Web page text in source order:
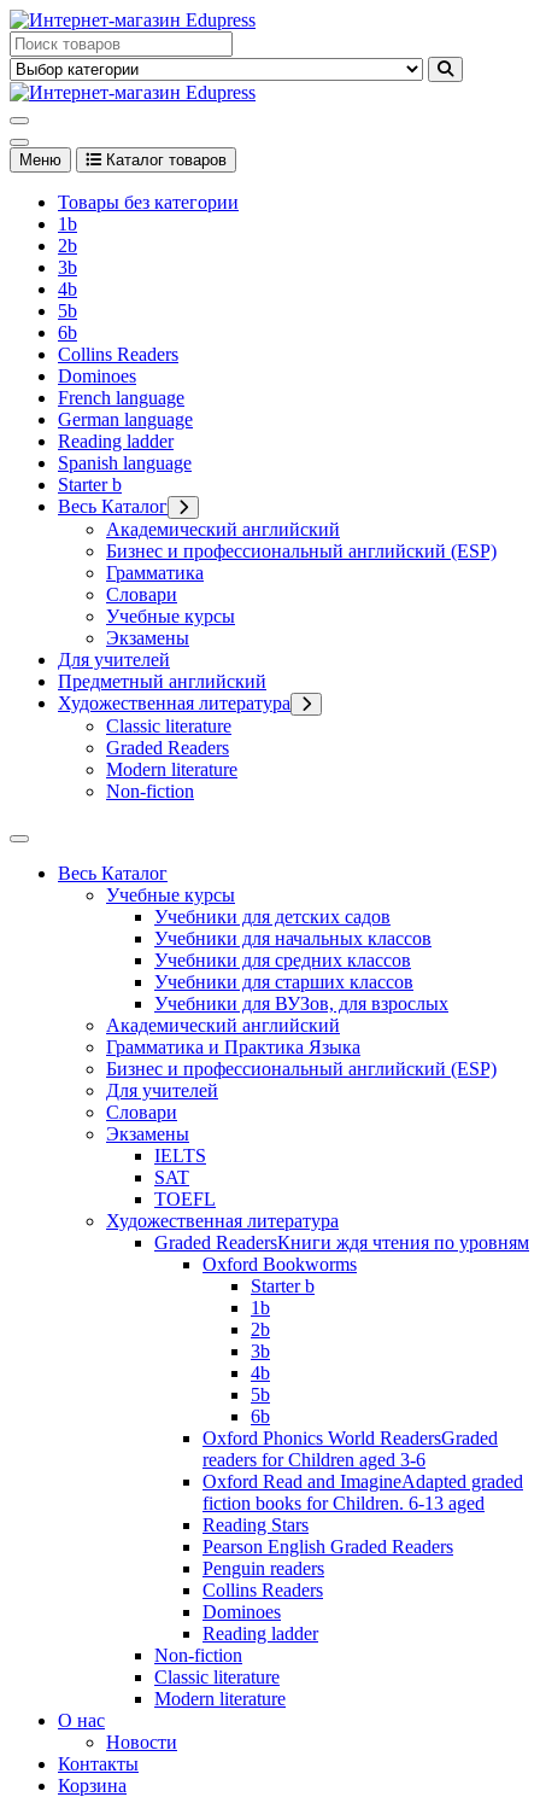
Перейти
к
содержимому
Edupress Uzbekistan, Edupress Узбекистан, книги, учебники на
английском языке
английском языке
Меню Каталог товаров
Товары без категории
1b
2b
3b
4b
5b
6b
Collins Readers
Dominoes
French language
German language
Reading ladder
Spanish language
Starter b
Весь Каталог
Академический английский
Бизнес и профессиональный английский (ESP)
Грамматика
Словари
Учебные курсы
Экзамены
Для учителей
Предметный английский
Художественная литература
Classic literature
Graded Readers
Modern literature
Non-fiction
Весь Каталог
Учебные курсы
Учебники для детских садов
Учебники для начальных классов
Учебники для средних классов
Учебники для старших классов
Учебники для ВУЗов, для взрослых
Академический английский
Грамматика и Практика Языка
Бизнес и профессиональный английский (ESP)
Для учителей
Словари
Экзамены
IELTS
SAT
TOEFL
Художественная литература
Graded ReadersКниги ждя чтения по уровням
Oxford Bookworms
Starter b
1b
2b
3b
4b
5b
6b
Oxford Phonics World ReadersGraded
readers for Children aged 3-6
Oxford Read and ImagineAdapted graded
fiction books for Children. 6-13 aged
Reading Stars
Pearson English Graded Readers
Penguin readers
Collins Readers
Dominoes
Reading ladder
Non-fiction
Classic literature
Modern literature
О нас
Новости
Контакты
Корзина